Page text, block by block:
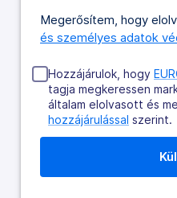
Megerősítem, hogy
és személyes adatok
Hozzájárulok, hogy
tagja megkeressen
általam elolvasott és
hozzájárulással szerint.